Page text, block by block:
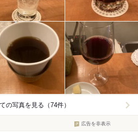
の写真を見る（74件）
広告を非表示